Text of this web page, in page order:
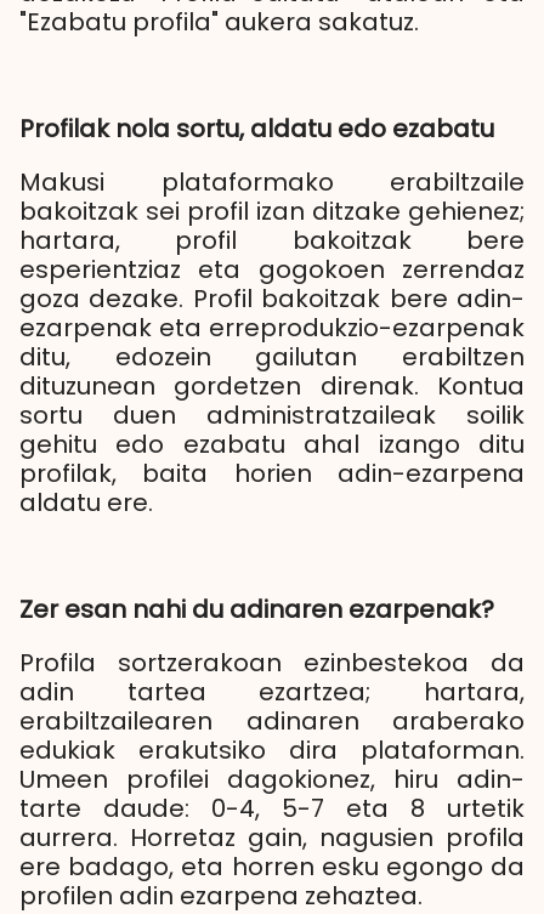
"Ezabatu profila" aukera sakatuz.
Profilak nola sortu, aldatu edo ezabatu
Makusi plataformako erabiltzaile
bakoitzak sei profil izan ditzake gehienez;
hartara, profil bakoitzak bere
esperientziaz eta gogokoen zerrendaz
goza dezake. Profil bakoitzak bere adin-
ezarpenak eta erreprodukzio-ezarpenak
ditu, edozein gailutan erabiltzen
dituzunean gordetzen direnak. Kontua
sortu duen administratzaileak soilik
gehitu edo ezabatu ahal izango ditu
profilak, baita horien adin-ezarpena
aldatu ere.
Zer esan nahi du adinaren ezarpenak?
Profila sortzerakoan ezinbestekoa da
adin tartea ezartzea; hartara,
erabiltzailearen adinaren araberako
edukiak erakutsiko dira plataforman.
Umeen profilei dagokionez, hiru adin-
tarte daude: 0-4, 5-7 eta 8 urtetik
aurrera. Horretaz gain, nagusien profila
ere badago, eta horren esku egongo da
profilen adin ezarpena zehaztea.